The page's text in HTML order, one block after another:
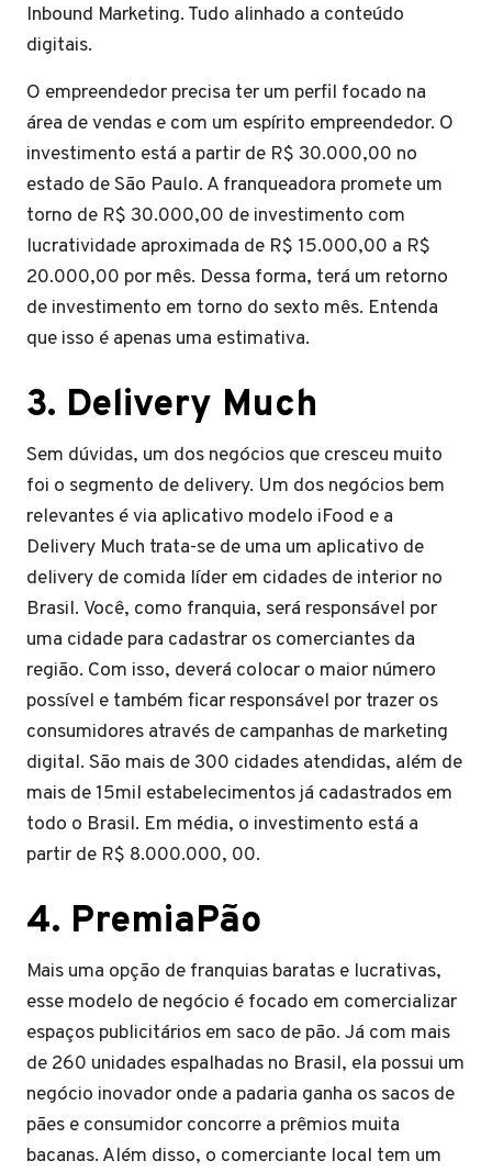
Inbound Marketing. Tudo alinhado a conteúdo
digitais.
O empreendedor precisa ter um perfil focado na
área de vendas e com um espírito empreendedor. O
investimento está a partir de R$ 30.000,00 no
estado de São Paulo. A franqueadora promete um
torno de R$ 30.000,00 de investimento com
lucratividade aproximada de R$ 15.000,00 a R$
20.000,00 por mês. Dessa forma, terá um retorno
de investimento em torno do sexto mês. Entenda
que isso é apenas uma estimativa.
3. Delivery Much
Sem dúvidas, um dos negócios que cresceu muito
foi o segmento de delivery. Um dos negócios bem
relevantes é via aplicativo modelo iFood e a
Delivery Much trata-se de uma um aplicativo de
delivery de comida líder em cidades de interior no
Brasil. Você, como franquia, será responsável por
uma cidade para cadastrar os comerciantes da
região. Com isso, deverá colocar o maior número
possível e também ficar responsável por trazer os
consumidores através de campanhas de marketing
digital. São mais de 300 cidades atendidas, além de
mais de 15mil estabelecimentos já cadastrados em
todo o Brasil. Em média, o investimento está a
partir de R$ 8.000.000, 00.
4. PremiaPão
Mais uma opção de franquias baratas e lucrativas,
esse modelo de negócio é focado em comercializar
espaços publicitários em saco de pão. Já com mais
de 260 unidades espalhadas no Brasil, ela possui um
negócio inovador onde a padaria ganha os sacos de
pães e consumidor concorre a prêmios muita
bacanas. Além disso, o comerciante local tem um